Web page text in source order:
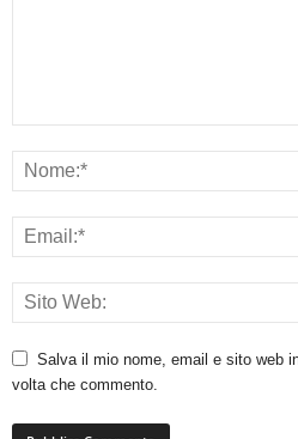
Salva il mio nome, email e sito web
volta che commento.